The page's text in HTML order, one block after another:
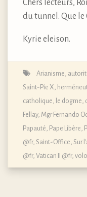
Chers lecteurs,
du tunnel. Que le
Kyrie eleison.
Arianisme
Saint-Pie X
catholique, le dogme,
Fellay, Mgr Fernando
Papauté Pape Libère
@fr, Saint-Office Sur
@fr, Vatican II @fr,